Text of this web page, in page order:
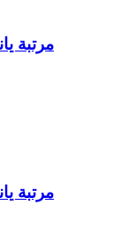
مرتبة
مرتبة